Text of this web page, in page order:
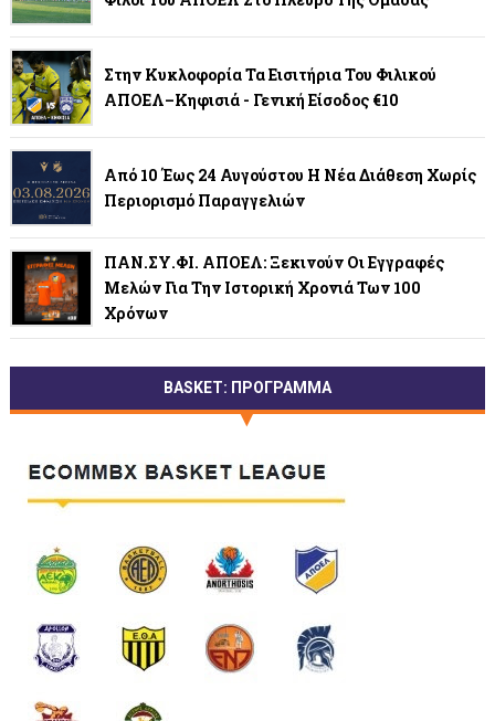
Στην Κυκλοφορία Τα Εισιτήρια Του Φιλικού
ΑΠΟΕΛ–Κηφισιά - Γενική Είσοδος €10
Από 10 Έως 24 Αυγούστου Η Νέα Διάθεση Χωρίς
Περιορισμό Παραγγελιών
ΠΑΝ.ΣΥ.ΦΙ. ΑΠΟΕΛ: Ξεκινούν Οι Εγγραφές
Μελών Για Την Ιστορική Χρονιά Των 100
Χρόνων
BASKET: ΠΡΟΓΡΑΜΜΑ